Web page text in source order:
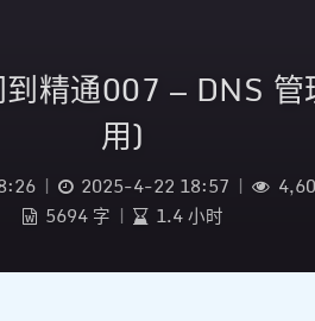
精通007 — DNS 管
用)
| 2025-4-22 18:57 |
5694 字 | 1.4 小时